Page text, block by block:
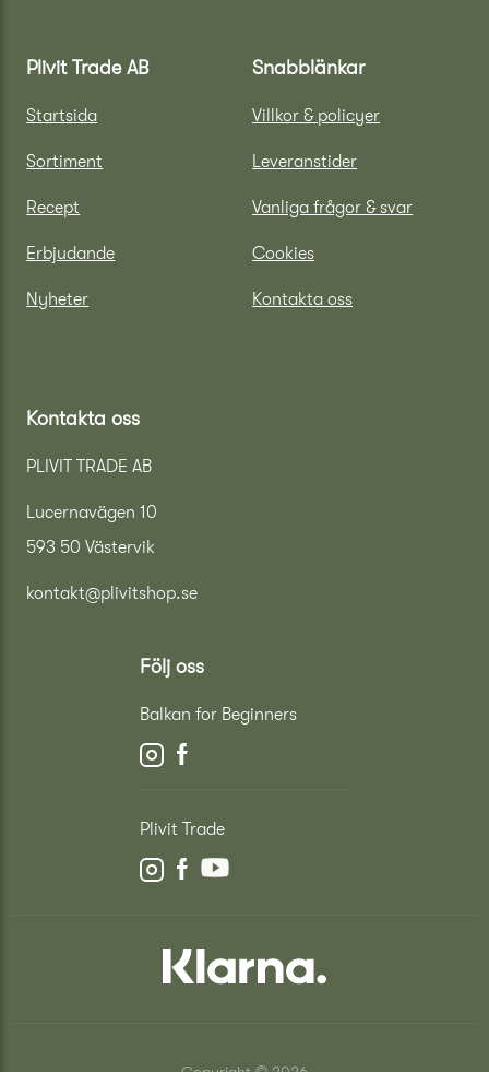
Plivit Trade AB
Startsida
Sortiment
Recept
Erbjudande
Nyheter
Snabblänkar
Villkor & policyer
Leveranstider
Vanliga frågor & svar
Cookies
Kontakta oss
Kontakta oss
PLIVIT TRADE AB
Lucernavägen 10
593 50 Västervik
kontakt@plivitshop.se
Följ oss
Balkan for Beginners
Plivit Trade